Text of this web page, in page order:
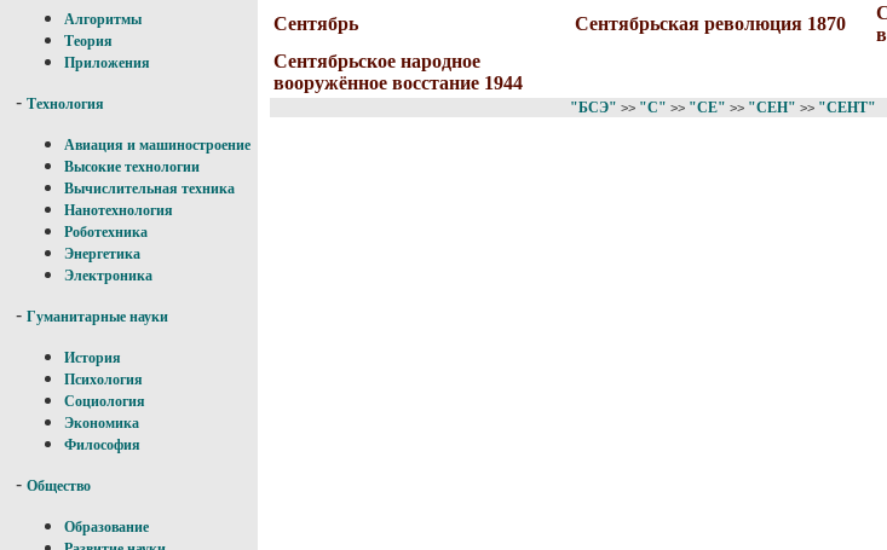
Алгоритмы
Теория
Приложения
- Технология
Авиация и машиностроение
Высокие технологии
Вычислительная техника
Нанотехнология
Роботехника
Энергетика
Электроника
- Гуманитарные науки
История
Психология
Социология
Экономика
Философия
- Общество
Образование
Сентябрь
Сентябрьская революция 1870
Сентябрьское народное
вооружённое восстание 1944
"БСЭ" >> "С" >> "СЕ" >> "СЕН" >> "СЕНТ"